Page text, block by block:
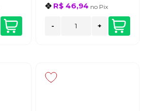
R$ 46,94 no Pix
- +